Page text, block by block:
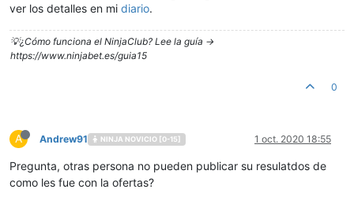
ver los detalles en mi diario.
💡¿Cómo funciona el NinjaClub? Lee la guía ->
https://www.ninjabet.es/guia15
0
A Andrew91 NINJA NOVICIO [0-15] 1 oct. 2020 18:55
Pregunta, otras persona no pueden publicar su resulatdos de
como les fue con la ofertas?